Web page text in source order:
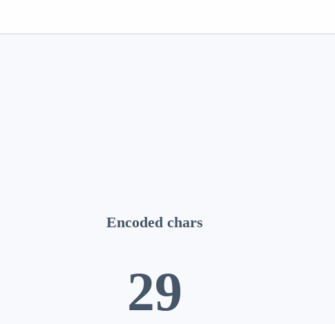
Encoded chars
29